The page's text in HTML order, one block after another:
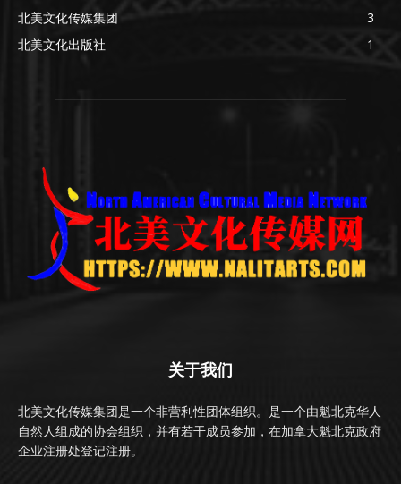
北美文化传媒集团
3
北美文化出版社
1
关于我们
北美文化传媒集团是一个非营利性团体组织。是一个由魁北克华人
自然人组成的协会组织，并有若干成员参加，在加拿大魁北克政府
企业注册处登记注册。